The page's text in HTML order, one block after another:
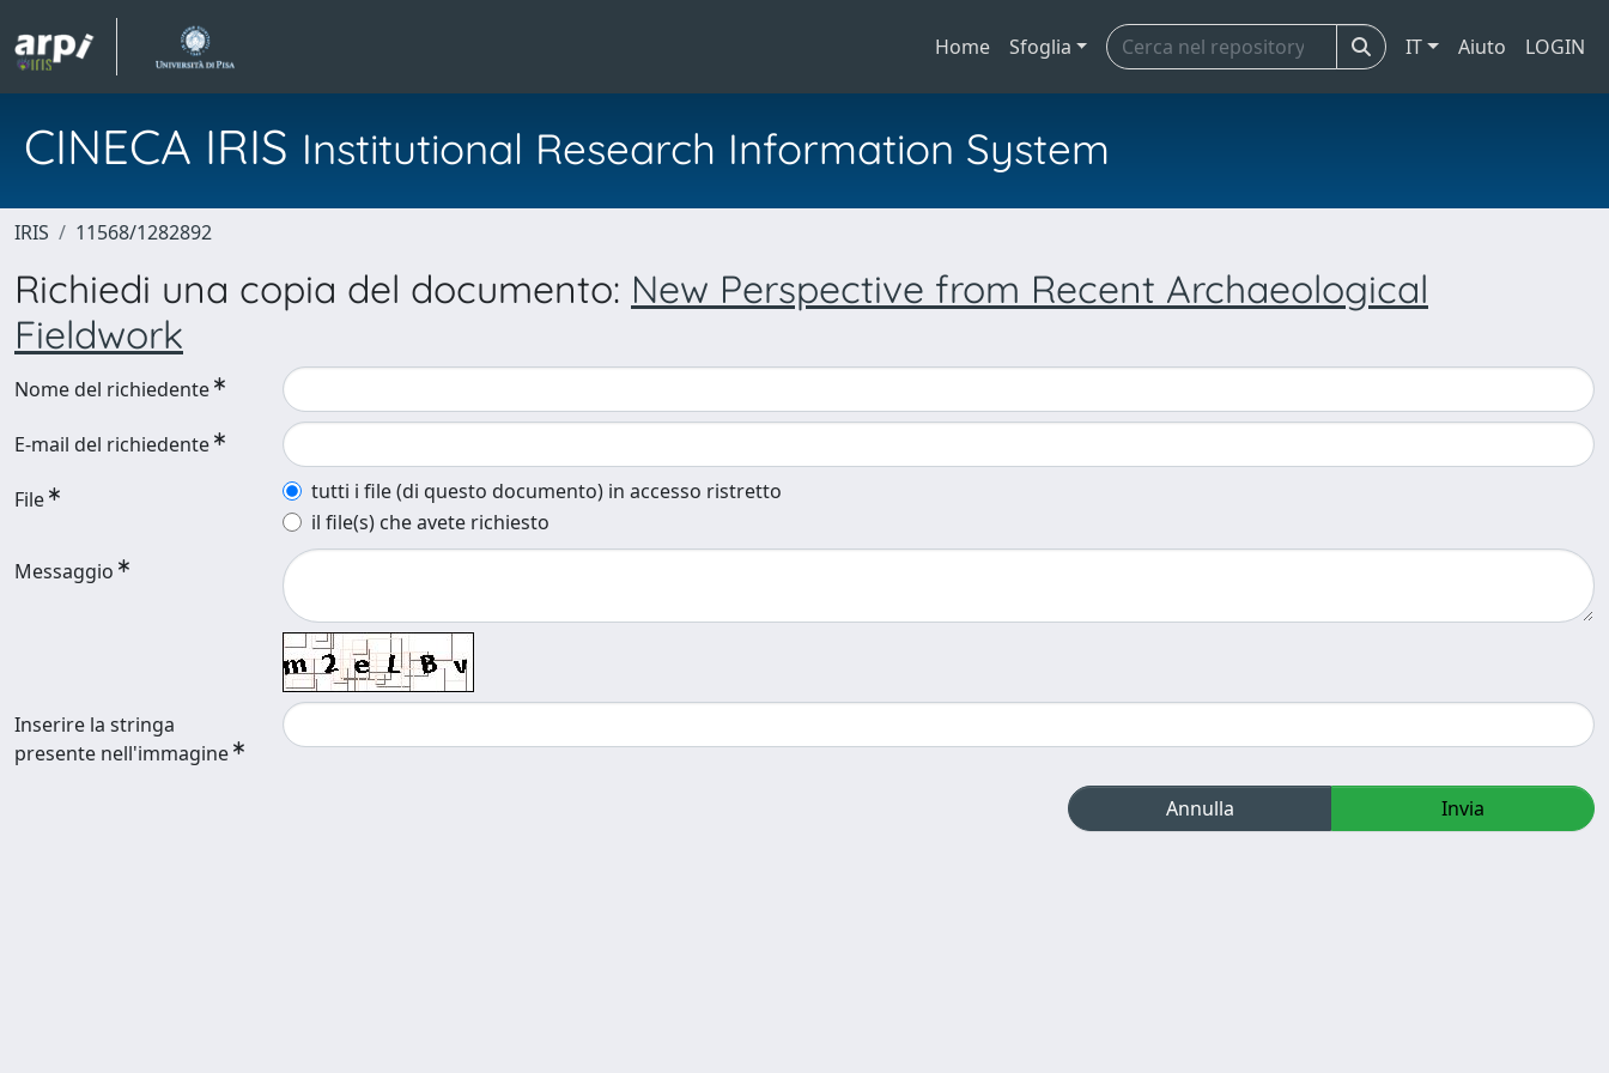
Home Sfoglia IT Aiuto LOGIN
CINECA IRIS Institutional Research Information System
IRIS 11568/1282892
Richiedi una copia del documento: New Perspective from Recent Archaeological
Fieldwork
Nome del richiedente
E-mail del richiedente
File
tutti i file (di questo documento) in accesso ristretto
il file(s) che avete richiesto
Messaggio
Inserire la stringa
presente nell'immagine
Annulla Invia